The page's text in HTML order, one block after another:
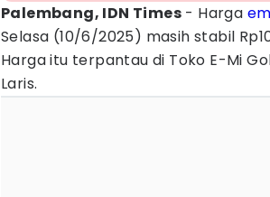
Palembang, IDN Times - Harga
Selasa (10/6/2025) masih stabil
Harga itu terpantau di Toko E-Mi
Laris.